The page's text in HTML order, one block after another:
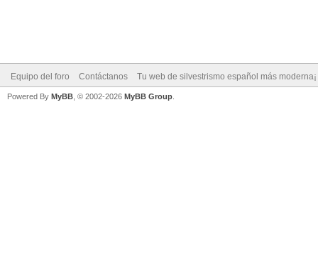
Equipo del foro Contáctanos Tu web de silvestrismo español más moderna¡
Powered By MyBB , © 2002-2026 MyBB Group